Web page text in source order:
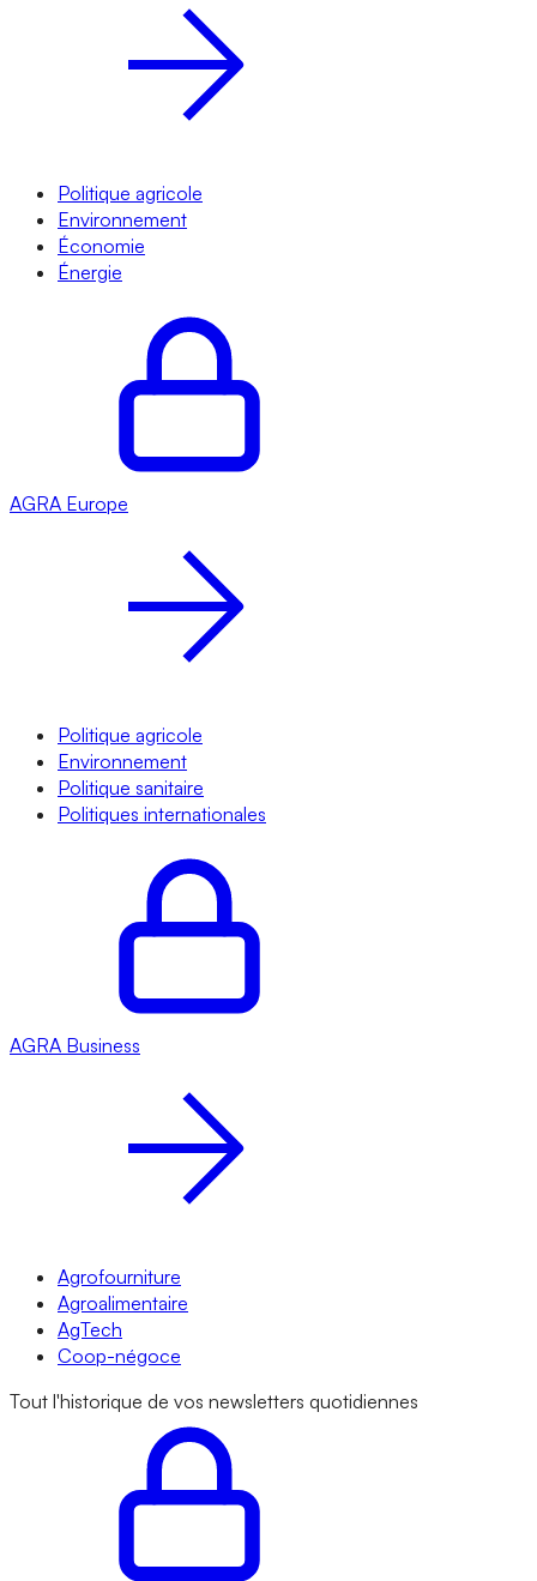
Politique agricole
Environnement
Économie
Énergie
AGRA Europe
Politique agricole
Environnement
Politique sanitaire
Politiques internationales
AGRA Business
Agrofourniture
Agroalimentaire
AgTech
Coop-négoce
Tout l'historique de vos newsletters quotidiennes